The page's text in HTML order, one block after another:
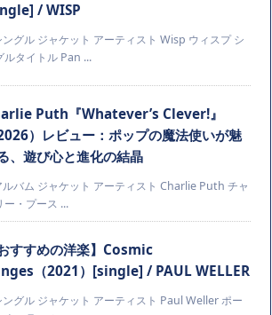
/ WISP
ングル ジャケット アーティスト Wisp ウィスプ シ
ルタイトル Pan ...
Puth『Whatever’s Clever!』
2026）レビュー：ポップの魔法使いが魅
、遊び心と進化の結晶
ルバム ジャケット アーティスト Charlie Puth チャ
ー・プース ...
おすすめの洋楽】Cosmic
（2021）[single] / PAUL WELLER
ングル ジャケット アーティスト Paul Weller ポー